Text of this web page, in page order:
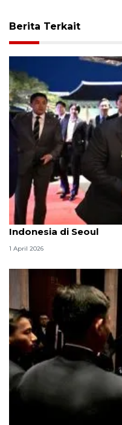
Berita Terkait
Presiden Prabowo
Indonesia di Seoul
1 April 2026